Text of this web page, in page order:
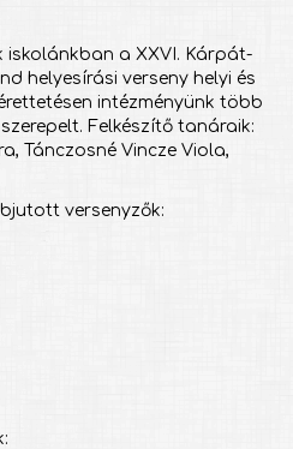
iskolánkban a XXVI. Kárpát-
helyesírási verseny helyi és
intézményünk több
Felkészítő tanáraik:
Tánczosné Vincze Viola,
versenyzők: